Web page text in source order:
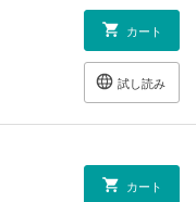
カート
試し読み
カート